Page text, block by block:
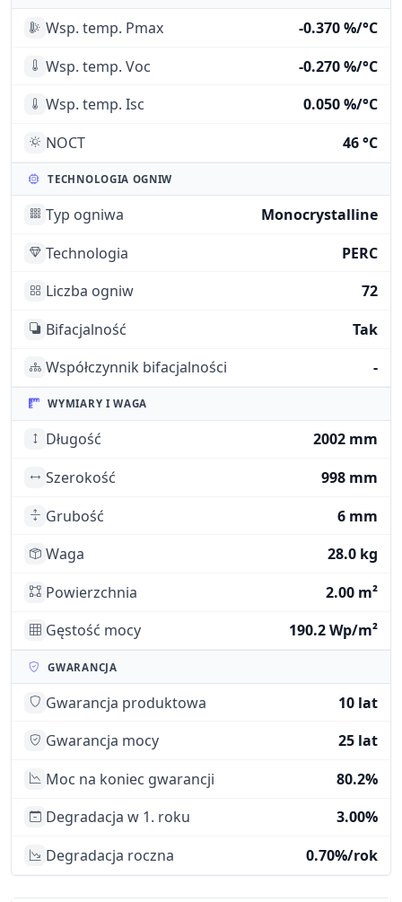
Wsp. temp. Pmax
-0.370 %/°C
Wsp. temp. Voc
-0.270 %/°C
Wsp. temp. Isc
0.050 %/°C
NOCT
46 °C
TECHNOLOGIA OGNIW
Typ ogniwa
Monocrystalline
Technologia
PERC
Liczba ogniw
72
Bifacjalność
Tak
Współczynnik bifacjalności
-
WYMIARY I WAGA
Długość
2002 mm
Szerokość
998 mm
Grubość
6 mm
Waga
28.0 kg
Powierzchnia
2.00 m²
Gęstość mocy
190.2 Wp/m²
GWARANCJA
Gwarancja produktowa
10 lat
Gwarancja mocy
25 lat
Moc na koniec gwarancji
80.2%
Degradacja w 1. roku
3.00%
Degradacja roczna
0.70%/rok